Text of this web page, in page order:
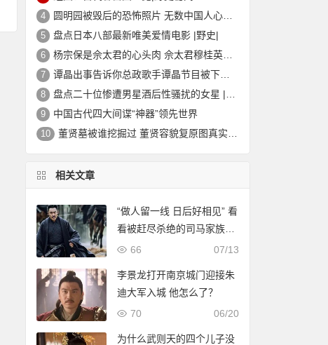
4 圆明园被毁后的恐怖照片 无数中国人心中的痛
5 盘点日本八部最新唯美爱情电影 |野史|
6 杨宗保是佘太君的心头肉 佘太君穆桂英的故事|野史秘闻
7 谭晶出事告诉你总政歌手谭晶节目被下架的真相
8 盘点二十位惨遭男星酒后性骚扰的女星 |野史|
9 中国古代四大间谍“神器”领先世界
10 董贤墓被谁挖掘过 董贤容貌复原图真实外貌|野史秘闻
相关文章
“做人留一线 日后好相见” 看
看被赶尽杀绝的司马家族的
悲惨下场
07/13
66
李景龙打开南京城门迎接朱
迪大军入城 他怎么了？
06/20
70
为什么武则天的四个儿子没